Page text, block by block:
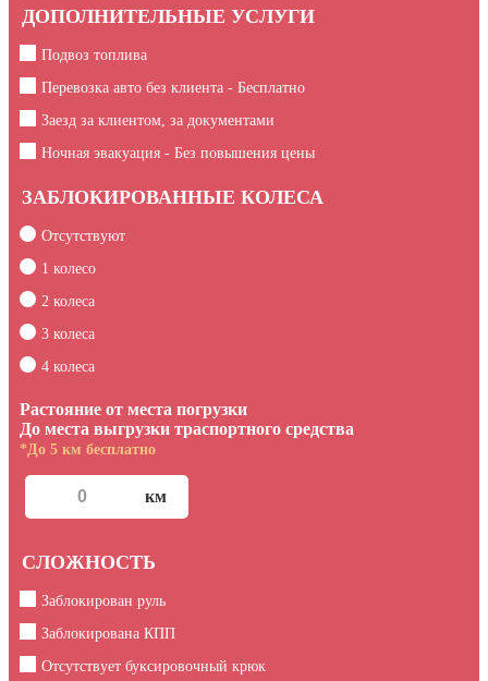
ДОПОЛНИТЕЛЬНЫЕ УСЛУГИ
Подвоз топлива
Перевозка авто без клиента - Бесплатно
Заезд за клиентом, за документами
Ночная эвакуация - Без повышения цены
ЗАБЛОКИРОВАННЫЕ КОЛЕСА
Отсутствуют
1 колесо
2 колеса
3 колеса
4 колеса
Растояние от места погрузки
До места выгрузки траспортного средства
*До 5 км бесплатно
СЛОЖНОСТЬ
Заблокирован руль
Заблокирована КПП
Отсутствует буксировочный крюк